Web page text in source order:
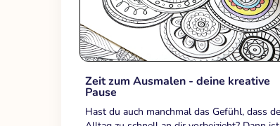
Zeit zum Ausmalen - deine kreative
Pause
Hast du auch manchmal das Gefühl, dass